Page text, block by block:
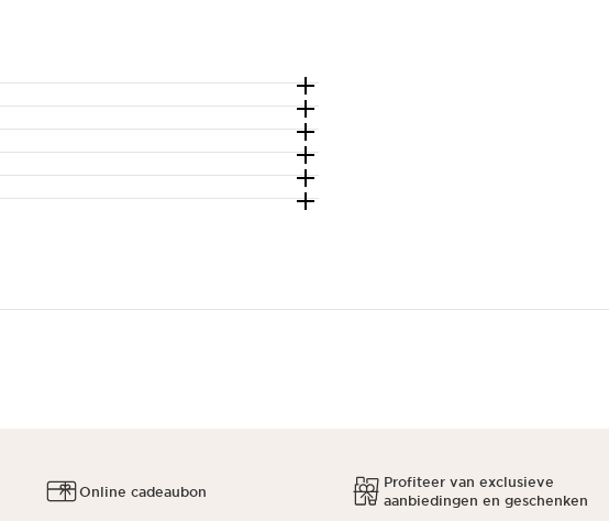
Online cadeaubon
Profiteer van exclusieve
aanbiedingen en geschenken